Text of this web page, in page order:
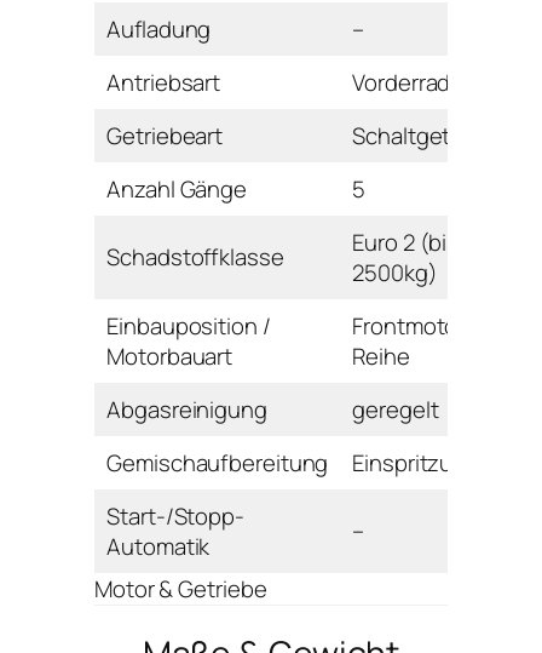
Aufladung
–
Antriebsart
Vorderrad
Getriebeart
Schaltgetriebe
Anzahl Gänge
5
Schadstoffklasse
Euro 2 (bis
2500kg)
Einbauposition /
Motorbauart
Frontmotor /
Reihe
Abgasreinigung
geregelt
Gemischaufbereitung
Einspritzung
Start-/Stopp-
Automatik
–
Motor & Getriebe